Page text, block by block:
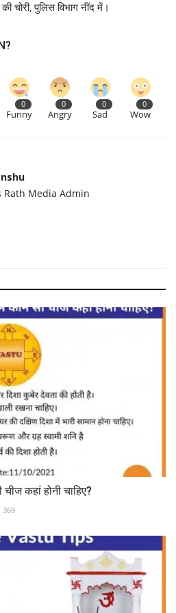
चोरी, पुलिस विभाग नींद में।
0
Funny
0
Angry
0
Sad
0
Wow
Rath Media Admin
कहां होनी चाहिए?
369